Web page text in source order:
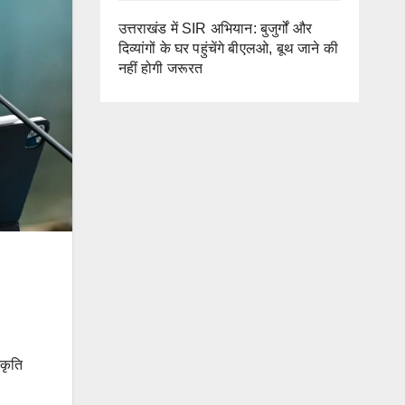
उत्तराखंड में SIR अभियान: बुजुर्गों और
दिव्यांगों के घर पहुंचेंगे बीएलओ, बूथ जाने की
नहीं होगी जरूरत